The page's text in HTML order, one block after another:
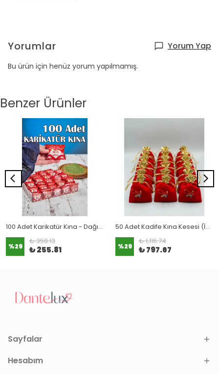
Yorumlar Yorum Yap
Bu ürün için henüz yorum yapılmamış.
Benzer Ürünler
100 Adet Karikatür Kına - Dağıtmalık & Hediyelik Kına
%29
₺ 358.13
₺ 255.81
50 Adet Kadife Kına Kesesi (İçinde Kına İle Birlikte)
%29
₺ 1,116.74
₺ 797.67
Sayfalar
Hesabım